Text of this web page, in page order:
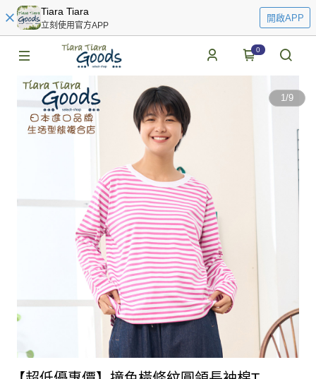
Tiara Tiara
立刻使用官方APP
開啟APP
0
1/9